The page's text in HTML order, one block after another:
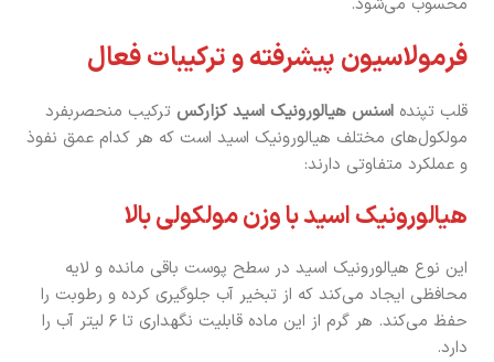
فرمولاسیون پیشرفته و ترکیبات فعال
قلب تپنده اسنس هیالورونیک اسید کزارکس ترکیب منحصربفرد
مولکول‌های مختلف هیالورونیک اسید است که هر کدام عمق نفوذ
و عملکرد متفاوتی دارند:
هیالورونیک اسید با وزن مولکولی بالا
این نوع هیالورونیک اسید در سطح پوست باقی مانده و لایه
محافظی ایجاد می‌کند که از تبخیر آب جلوگیری کرده و رطوبت را
حفظ می‌کند. هر گرم از این ماده قابلیت نگهداری تا ۶ لیتر آب را
دارد.